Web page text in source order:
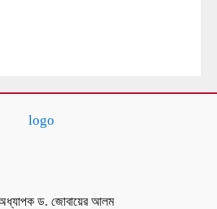
ড. জোবায়ের আলম